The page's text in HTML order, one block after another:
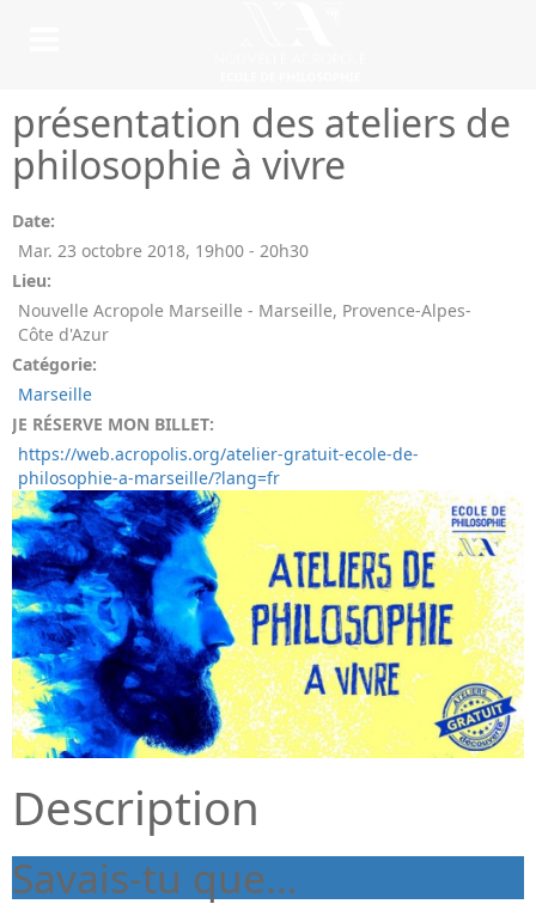
présentation des ateliers de
philosophie à vivre
Date:
Mar. 23 octobre 2018, 19h00 - 20h30
Lieu:
Nouvelle Acropole Marseille - Marseille, Provence-Alpes-
Côte d'Azur
Catégorie:
Marseille
JE RÉSERVE MON BILLET:
https://web.acropolis.org/atelier-gratuit-ecole-de-
philosophie-a-marseille/?lang=fr
Description
Savais-tu que…